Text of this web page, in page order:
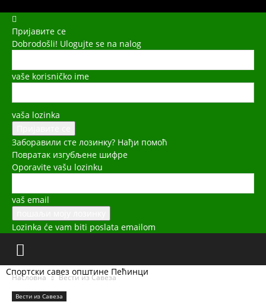
Пријавите се
Dobrodošli! Ulogujte se na nalog
vaše korisničko ime
vaša lozinka
Заборавили сте лозинку? Нађи помоћ
Повратак изгубљене шифре
Oporavite vašu lozinku
vaš email
Lozinka će vam biti poslata emailom
Спортски савез општине Пећинци
Насловна Вести из Савеза
Вести из Савеза